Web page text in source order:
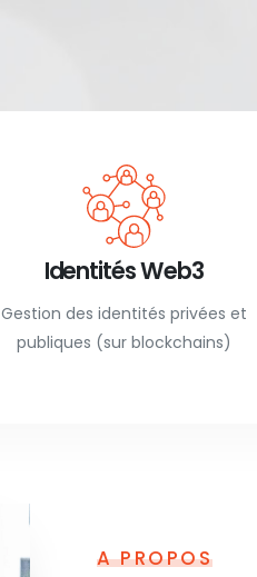
Identités Web3
Gestion des identités privées et
publiques (sur blockchains)
A PROPOS